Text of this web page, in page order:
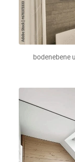
bodenebene